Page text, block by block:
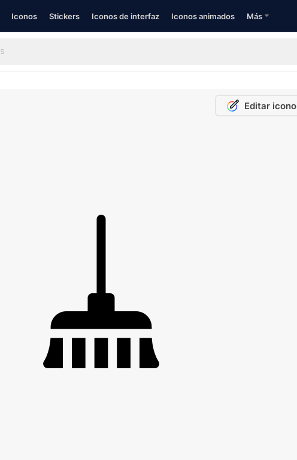
Iconos Stickers Iconos de interfaz Iconos animados Más
Editar icono